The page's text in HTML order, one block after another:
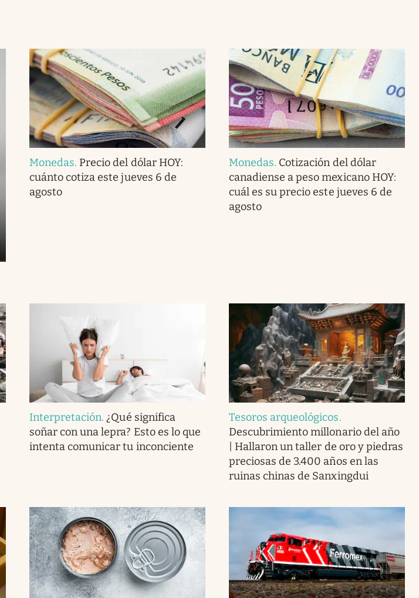
Monedas. Precio del dólar HOY:
cuánto cotiza este jueves 6 de
agosto
Monedas. Cotización del dólar
canadiense a peso mexicano HOY:
cuál es su precio este jueves 6 de
agosto
Interpretación. ¿Qué significa
soñar con una lepra? Esto es lo que
intenta comunicar tu inconciente
Tesoros arqueológicos.
Descubrimiento millonario del año
| Hallaron un taller de oro y piedras
preciosas de 3.400 años en las
ruinas chinas de Sanxingdui